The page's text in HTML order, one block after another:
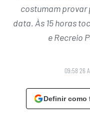
costumam provar
data. Às 15 horas
e Recreio
09:58 26
Definir como